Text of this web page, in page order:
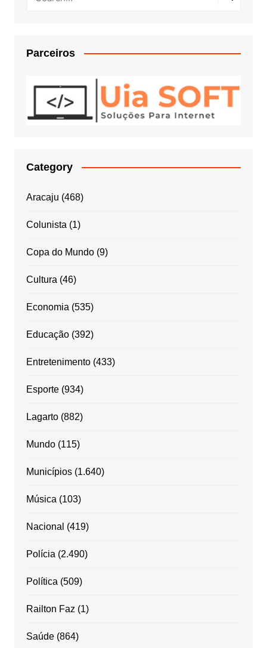
Parceiros
Category
Aracaju (468)
Colunista (1)
Copa do Mundo(9)
Cultura (46)
Economia (535)
Educação(392)
Entretenimento(433)
Esporte(934)
Lagarto(882)
Mundo(115)
Municípios(1.640)
Música (103)
Nacional (419)
Polícia (2.490)
Política (509)
Railton Faz (1)
Saúde(864)